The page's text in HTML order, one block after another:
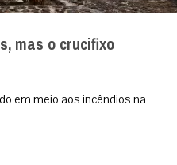
mas o crucifixo
em meio aos incêndios na